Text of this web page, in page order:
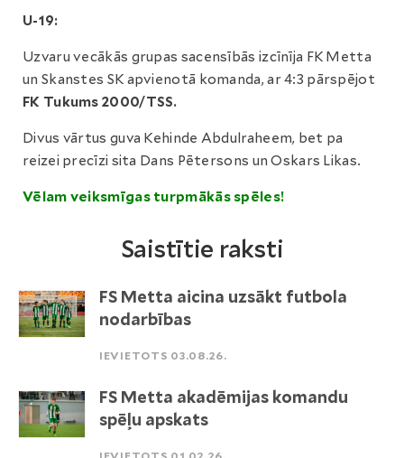
U-19:
Uzvaru vecākās grupas sacensībās izcīnīja FK Metta
un Skanstes SK apvienotā komanda, ar 4:3 pārspējot
FK Tukums 2000/TSS.
Divus vārtus guva Kehinde Abdulraheem, bet pa
reizei precīzi sita Dans Pētersons un Oskars Likas.
Vēlam veiksmīgas turpmākās spēles!
Saistītie raksti
FS Metta aicina uzsākt futbola
nodarbības
IEVIETOTS 03.08.26.
FS Metta akadēmijas komandu
spēļu apskats